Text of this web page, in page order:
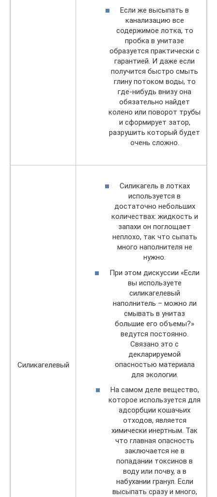
Если же высыпать в
канализацию все
содержимое лотка, то
пробка в унитазе
образуется практически с
гарантией. И даже если
получится быстро смыть
глину потоком воды, то
где-нибудь внизу она
обязательно найдет
колено или поворот трубы
и сформирует затор,
разрушить который будет
очень сложно.
Силикагелевый
Силикагель в лотках
используется в
достаточно небольших
количествах: жидкость и
запахи он поглощает
неплохо, так что сыпать
много наполнителя не
нужно.
При этом дискуссии «Если
вы используете
силикагелевый
наполнитель – можно ли
смывать в унитаз
большие его объемы?»
ведутся постоянно.
Связано это с
декларируемой
опасностью материала
для экологии.
На самом деле вещество,
которое используется для
адсорбции кошачьих
отходов, является
химически инертным. Так
что главная опасность
заключается не в
попадании токсинов в
воду или почву, а в
набухании гранул. Если
высыпать сразу и много,